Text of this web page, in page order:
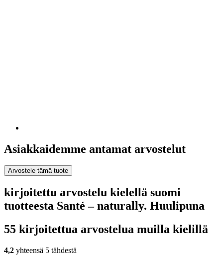
Asiakkaidemme antamat arvostelut
Arvostele tämä tuote
kirjoitettu arvostelu kielellä suomi
tuotteesta Santé – naturally. Huulipuna
55 kirjoitettua arvostelua muilla kielillä
4,2 yhteensä 5 tähdestä